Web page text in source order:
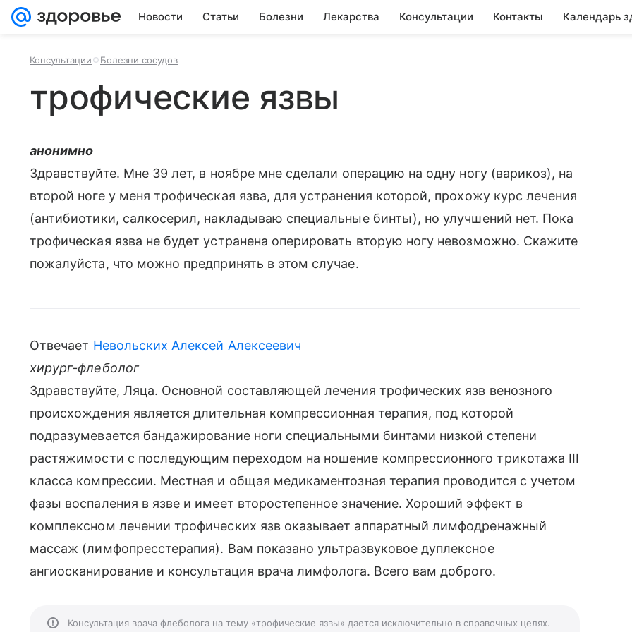
Новости Статьи Болезни Лекарства Консультации Контакты Календарь
Консультации Болезни сосудов
трофические язвы
анонимно
Здравствуйте. Мне 39 лет, в ноябре мне сделали операцию на одну ногу (варикоз), на
второй ноге у меня трофическая язва, для устранения которой, прохожу курс лечения
(антибиотики, салкосерил, накладываю специальные бинты), но улучшений нет. Пока
трофическая язва не будет устранена оперировать вторую ногу невозможно. Скажите
пожалуйста, что можно предпринять в этом случае.
Отвечает Невольских Алексей Алексеевич
хирург-флеболог
Здравствуйте, Ляца. Основной составляющей лечения трофических язв венозного
происхождения является длительная компрессионная терапия, под которой
подразумевается бандажирование ноги специальными бинтами низкой степени
растяжимости с последующим переходом на ношение компрессионного трикотажа III
класса компрессии. Местная и общая медикаментозная терапия проводится с учетом
фазы воспаления в язве и имеет второстепенное значение. Хороший эффект в
комплексном лечении трофических язв оказывает аппаратный лимфодренажный
массаж (лимфопресстерапия). Вам показано ультразвуковое дуплексное
ангиосканирование и консультация врача лимфолога. Всего вам доброго.
Консультация врача флеболога на тему «трофические язвы» дается исключительно в справочных целях.